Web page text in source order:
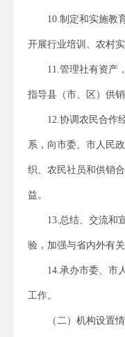
10.制定和实施教
开展行业培训、农村
11.管理社有资产
指导县（市、区）供
12.协调农民合作
系，向市委、市人民
织、农民社员和供销
益。
13.总结、交流和
验，加强与省内外有
14.承办市委、市
工作。
（二）机构设置